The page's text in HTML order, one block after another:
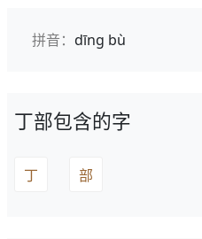
拼音： dīng bù
丁部包含的字
丁 部